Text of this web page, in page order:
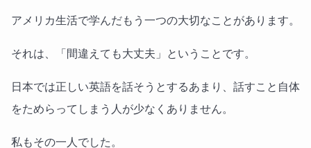
アメリカ生活で学んだもう一つの大切なことがあります。
それは、「間違えても大丈夫」ということです。
日本では正しい英語を話そうとするあまり、話すこと自体
をためらってしまう人が少なくありません。
私もその一人でした。